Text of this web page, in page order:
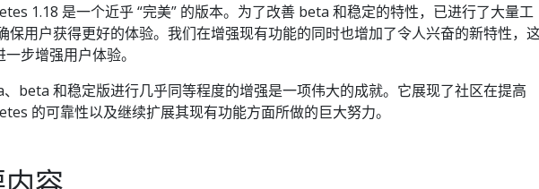
1.18 是一个近乎 “完美” 的版本。为了改善 beta 和稳定的特性，已进行了大量工
保用户获得更好的体验。我们在增强现有功能的同时也增加了令人兴奋的新特性，
步增强用户体验。
beta 和稳定版进行几乎同等程度的增强是一项伟大的成就。它展现了社区在提高
的可靠性以及继续扩展其现有功能方面所做的巨大努力。